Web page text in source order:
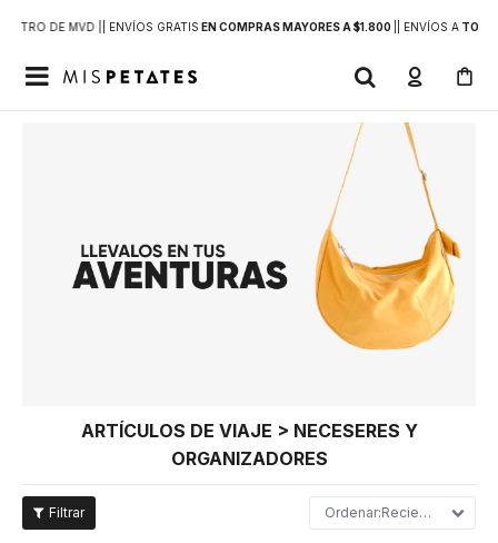
DE MVD | | ENVÍOS GRATIS EN COMPRAS MAYORES A $1.800 | ENVÍOS ATODO

ARTÍCULOS DE VIAJE > NECESERES Y
ORGANIZADORES
Recientes